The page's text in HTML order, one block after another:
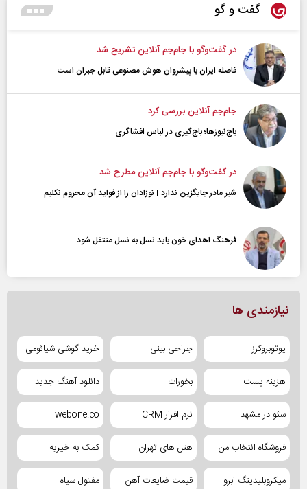
گفت و گو
در گفت‌و‌گو با جام‌جم آنلاین تشریح شد
فاصله ایران با پیشرو‌ان هوش مصنوعی قابل جبران است
جام‌جم آنلاین بررسی کرد
باج‌نیوزها؛ باج‌گیری در لباس افشاگری
در گفت‌و‌گو با جام‌جم آنلاین مطرح شد
شیر مادر جایگزین ندارد | نوزادان را از فواید آن محروم نکنیم
فرهنگ اهدای خون باید نسل به نسل منتقل شود
نیازمندی ها
یوتوبروکرز جراحی بینی خرید گوشی شیائومی
هزینه پست بخورات دانلود آهنگ جدید
سئو در مشهد نرم افزار CRM webone.co
فروشگاه انتخاب من هتل های تهران کمک به خیریه
میکروبلیدینگ ابرو قیمت ضایعات آهن مفتول سیاه